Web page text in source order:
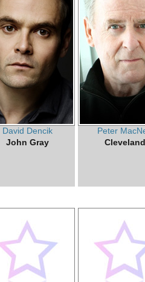
David Dencik
John Gray
Peter
Cleveland